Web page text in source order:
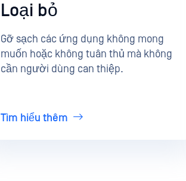
Loại bỏ
Gỡ sạch các ứng dụng không mong
muốn hoặc không tuân thủ mà không
cần người dùng can thiệp.
Tìm hiểu thêm